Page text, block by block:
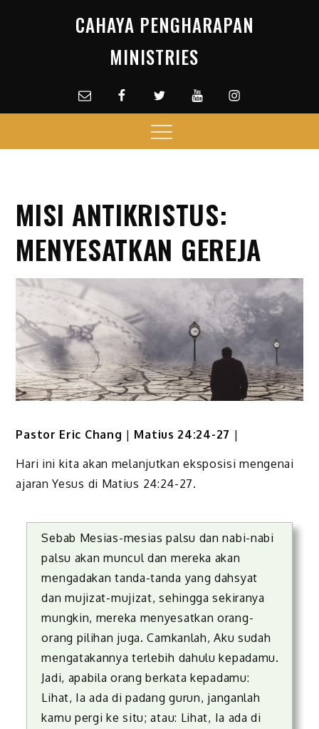
CAHAYA PENGHARAPAN
MINISTRIES
Email facebookTwitterYoutubeInstagram
Menu
MISI ANTIKRISTUS:
MENYESATKAN GEREJA
Pastor Eric Chang | Matius 24:24-27 |
Hari ini kita akan melanjutkan eksposisi mengenai
ajaran Yesus di Matius 24:24-27.
Sebab Mesias-mesias palsu dan nabi-nabi
palsu akan muncul dan mereka akan
mengadakan tanda-tanda yang dahsyat
dan mujizat-mujizat, sehingga sekiranya
mungkin, mereka menyesatkan orang-
orang pilihan juga. Camkanlah, Aku sudah
mengatakannya terlebih dahulu kepadamu.
Jadi, apabila orang berkata kepadamu:
Lihat, Ia ada di padang gurun, janganlah
kamu pergi ke situ; atau: Lihat, Ia ada di